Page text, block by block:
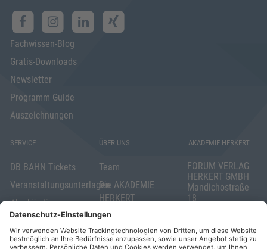
Fachwissen-Blog
Gratis-Downloads
Newsletter
Programm Guide
Auszeichnungen
SERVICE
DB BAHN Tickets
Veranstaltungsunterlagen
Abo kündigen
Widerrufsrecht
für Verbraucher
ÜBER UNS
Team
Die AKADEMIE
HERKERT
FORUM VERLAG
HERKERT
Kontakt
AKADEMIE HERKERT
FORUM VERLAG
HERKERT GMBH
Mandichostraße
18
Telefon: +49
(0)8233 381-123
Telefax: +49